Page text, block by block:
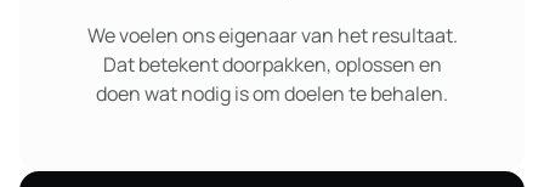
We voelen ons eigenaar van het resultaat.
Dat betekent doorpakken, oplossen en
doen wat nodig is om doelen te behalen.